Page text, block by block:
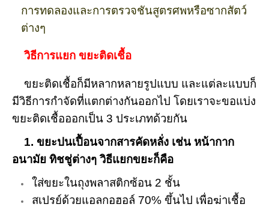
การทดลองและการตรวจชันสูตรศพหรือซากสัตว์
ต่างๆ
วิธีการแยก ขยะติดเชื้อ
ขยะติดเชื้อก็มีหลากหลายรูปแบบ และแต่ละแบบก็
มีวิธีการกำจัดที่แตกต่างกันออกไป โดยเราจะขอแบ่ง
ขยะติดเชื้อออกเป็น 3 ประเภทด้วยกัน
1. ขยะปนเปื้อนจากสารคัดหลั่ง เช่น หน้ากาก
อนามัย ทิชชู่ต่างๆ วิธีแยกขยะก็คือ
ใส่ขยะในถุงพลาสติกซ้อน 2 ชั้น
สเปรย์ด้วยแอลกอฮอล์ 70% ขึ้นไป เพื่อฆ่าเชื้อ